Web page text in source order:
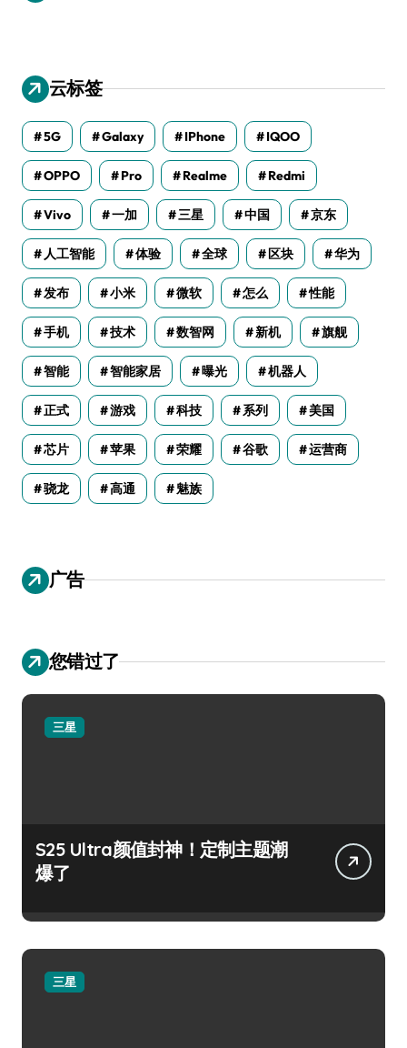
云标签
5G Galaxy IPhone IQOO
OPPO Pro Realme Redmi
Vivo 一加 三星 中国 京东
人工智能 体验 全球 区块 华为
发布 小米 微软 怎么 性能
手机 技术 数智网 新机 旗舰
智能 智能家居 曝光 机器人
正式 游戏 科技 系列 美国
芯片 苹果 荣耀 谷歌 运营商
骁龙 高通 魅族
广告
您错过了
三星
S25 Ultra颜值封神！定制主题潮
爆了
三星